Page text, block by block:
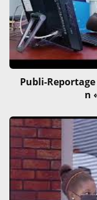
Publi-
n